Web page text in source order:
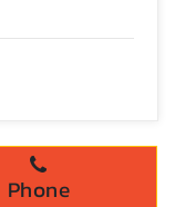
Phone